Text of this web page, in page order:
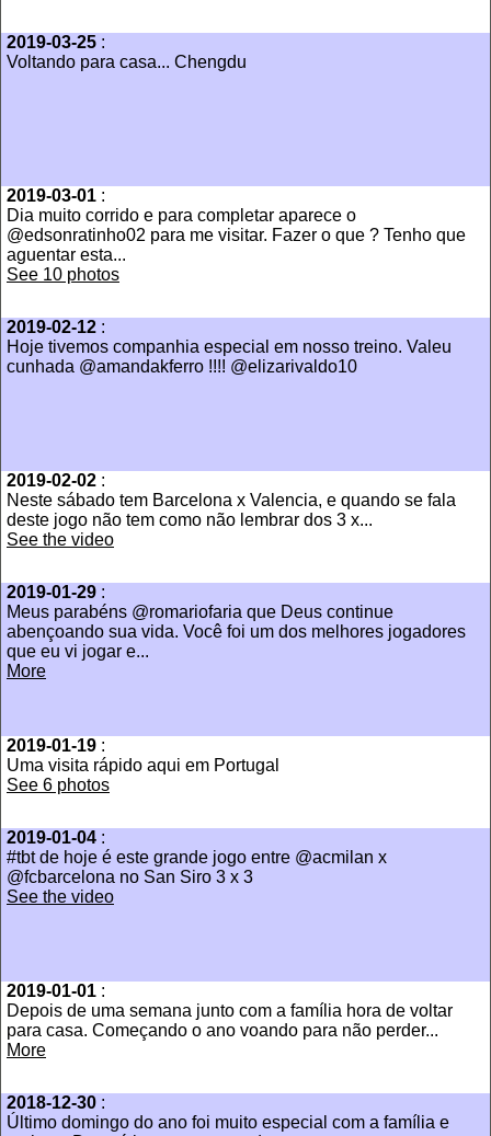
2019-03-25 :
Voltando para casa... Chengdu
2019-03-01 :
Dia muito corrido e para completar aparece o
@edsonratinho02 para me visitar. Fazer o que ? Tenho que
aguentar esta...
See 10 photos
2019-02-12 :
Hoje tivemos companhia especial em nosso treino. Valeu
cunhada @amandakferro !!!! @elizarivaldo10
2019-02-02 :
Neste sábado tem Barcelona x Valencia, e quando se fala
deste jogo não tem como não lembrar dos 3 x...
See the video
2019-01-29 :
Meus parabéns @romariofaria que Deus continue
abençoando sua vida. Você foi um dos melhores jogadores
que eu vi jogar e...
More
2019-01-19 :
Uma visita rápido aqui em Portugal
See 6 photos
2019-01-04 :
#tbt de hoje é este grande jogo entre @acmilan x
@fcbarcelona no San Siro 3 x 3
See the video
2019-01-01 :
Depois de uma semana junto com a família hora de voltar
para casa. Começando o ano voando para não perder...
More
2018-12-30 :
Último domingo do ano foi muito especial com a família e